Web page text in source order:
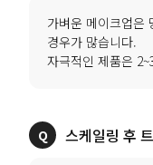
가벼운 메이크업은
경우가 많습니다.
자극적인 제품은
스케일링 후